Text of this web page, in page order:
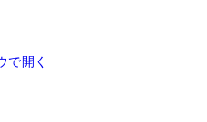
で開く